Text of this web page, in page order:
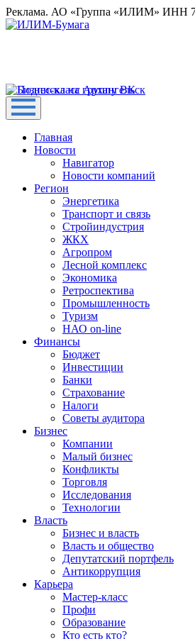
Реклама. АО «Группа «ИЛИМ» ИНН
Главная
Новости
Навигатор
Новости компаний
Регион
Энергетика
Транспорт и связь
Стройиндустрия
ЖКХ
Агропром
Лесной комплекс
Экономика
Ретроспектива
Промышленность
Туризм
НАО on-line
Финансы
Бюджет
Инвестиции
Банки
Страхование
Налоги
Советы аудитора
Бизнес
Компании
Малый бизнес
Конфликты
Торговля
Исследования
Технологии
Власть
Бизнес и власть
Власть и общество
Депутатский портфель
Антикоррупция
Карьера
Мастер-класс
Профи
Образование
Кто есть кто?